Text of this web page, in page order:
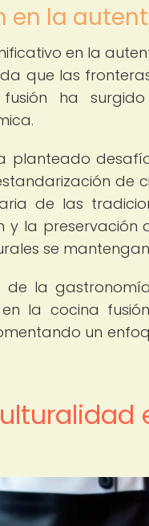
en la
en la
que las
ha
planteado
de
de las
y la
se
de la
la cocina
un